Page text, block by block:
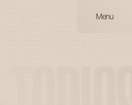
Menu